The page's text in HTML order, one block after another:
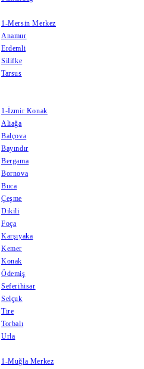
1-Mersin Merkez
Anamur
Erdemli
Silifke
Tarsus
1-İzmir Konak
Aliağa
Balçova
Bayındır
Bergama
Bornova
Buca
Çeşme
Dikili
Foça
Karşıyaka
Kemer
Konak
Ödemiş
Seferihisar
Selçuk
Tire
Torbalı
Urla
1-Muğla Merkez